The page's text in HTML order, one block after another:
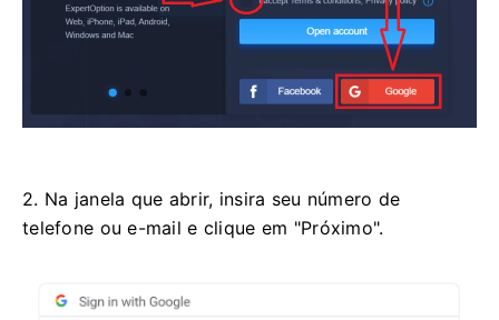
2. Na janela que abrir, insira seu número de
telefone ou e-mail e clique em "Próximo".